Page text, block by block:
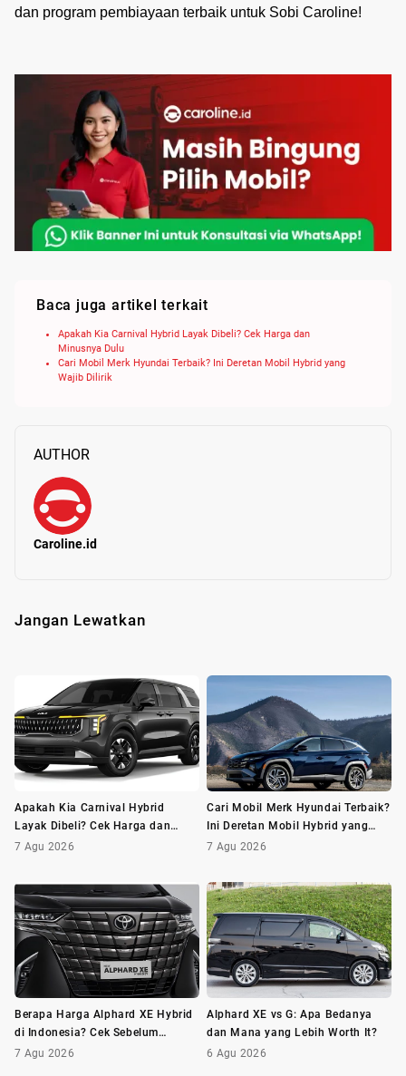
dan program pembiayaan terbaik untuk Sobi Caroline!
Baca juga artikel terkait
Apakah Kia Carnival Hybrid Layak Dibeli? Cek Harga dan
Minusnya Dulu
Cari Mobil Merk Hyundai Terbaik? Ini Deretan Mobil Hybrid yang
Wajib Dilirik
AUTHOR
Caroline.id
Jangan Lewatkan
Apakah Kia Carnival Hybrid
Layak Dibeli? Cek Harga dan
Minusnya Dulu
7 Agu 2026
Cari Mobil Merk Hyundai Terbaik?
Ini Deretan Mobil Hybrid yang
Wajib Dilirik
7 Agu 2026
Berapa Harga Alphard XE Hybrid
di Indonesia? Cek Sebelum
Membeli
7 Agu 2026
Alphard XE vs G: Apa Bedanya
dan Mana yang Lebih Worth It?
6 Agu 2026